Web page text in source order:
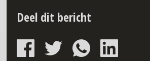
Deel dit bericht